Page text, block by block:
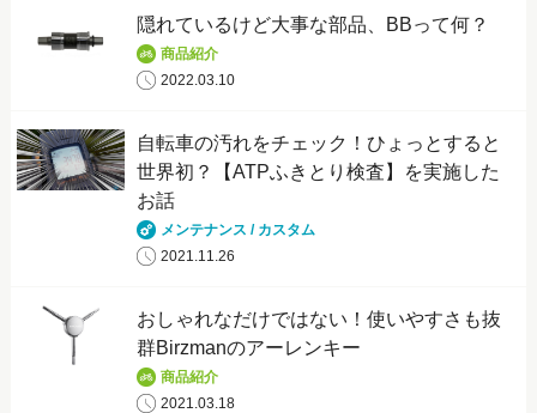
隠れているけど大事な部品、BBって何？
商品紹介
2022.03.10
自転車の汚れをチェック！ひょっとすると
世界初？【ATPふきとり検査】を実施した
お話
メンテナンス / カスタム
2021.11.26
おしゃれなだけではない！使いやすさも抜
群Birzmanのアーレンキー
商品紹介
2021.03.18